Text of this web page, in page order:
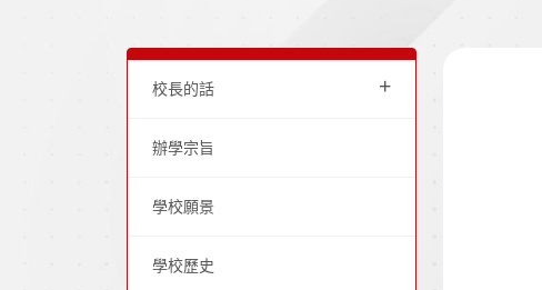
校長的話 +
辦學宗旨
學校願景
學校歷史